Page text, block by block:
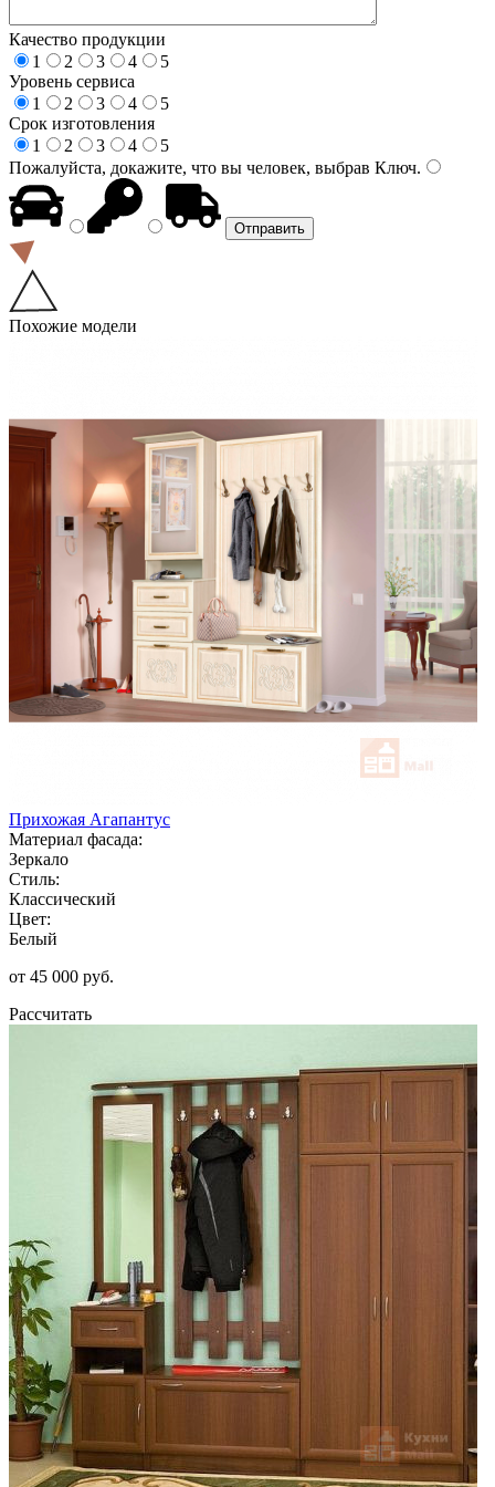
Качество продукции
1
2 3 4
5
Уровень сервиса
1
2 3 4
5
Срок изготовления
1
2 3 4
5
Пожалуйста, докажите, что вы человек, выбрав Ключ.
Похожие модели
Прихожая Агапантус
Материал фасада:
Зеркало
Стиль:
Классический
Цвет:
Белый
от 45 000 руб.
Рассчитать